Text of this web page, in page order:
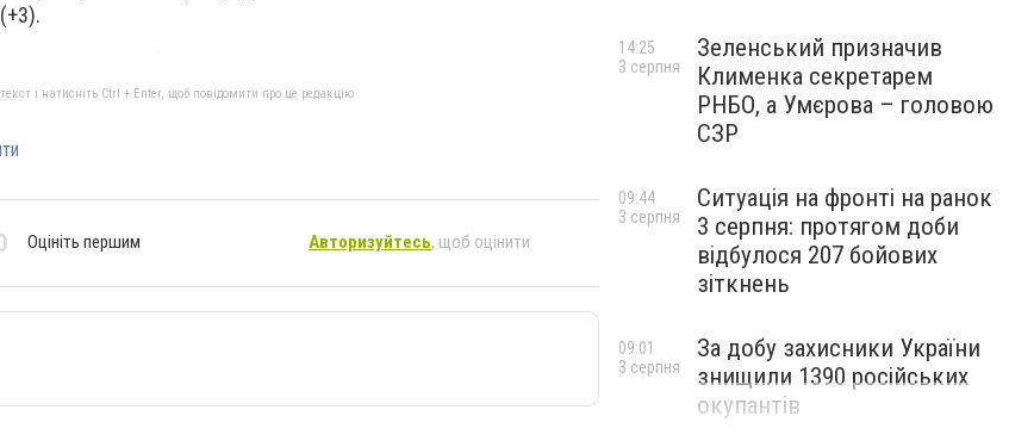
і натисніть Ctrl + Enter, щоб повідомити про це редакцію
Оцініть першим Авторизуйтесь, щоб оцінити
Зеленський призначив
Клименка секретарем
РНБО, а Умєрова – головою
СЗР
14:25
3 серпня
Ситуація на фронті на ранок
3 серпня: протягом доби
відбулося 207 бойових
зіткнень
09:44
3 серпня
За добу захисники України
знищили 1390 російських
окупантів
09:01
3 серпня